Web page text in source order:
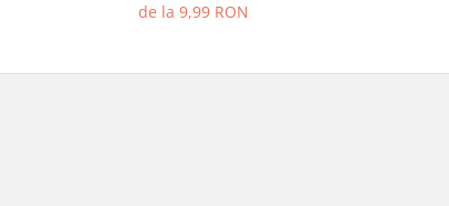
de la 9,99 RON